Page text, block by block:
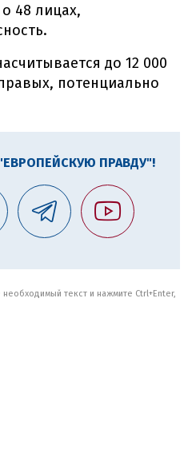
48 лицах,
до 12 000
потенциально
ПРАВДУ"!
текст и нажмите Ctrl+Enter,